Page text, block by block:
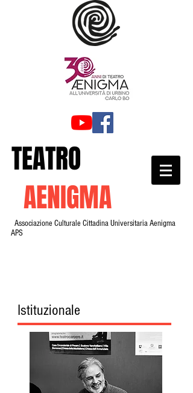
TEATRO
AENIGMA
Associazione Culturale Cittadina Universitaria Aenigma
APS
Istituzionale